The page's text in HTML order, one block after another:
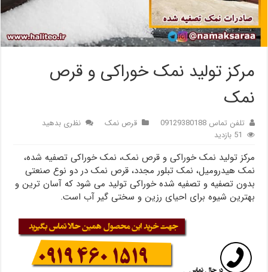
مرکز تولید نمک خوراکی و قرص
نمک
تلفن تماس 09129380188 قرص نمک
نظری بدهید
51 بازدید
مرکز تولید نمک خوراکی و قرص نمک، نمک خوراکی تصفیه شده،
نمک هیدرومیل، نمک تبلور مجدد، قرص نمک در دو نوع صنعتی
بدون تصفیه و تصفیه شده خوراکی تولید می شود که آسان ترین و
بهترین شیوه برای احیای رزین و سختی گیر آب است.